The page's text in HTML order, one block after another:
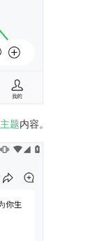
主题内容。